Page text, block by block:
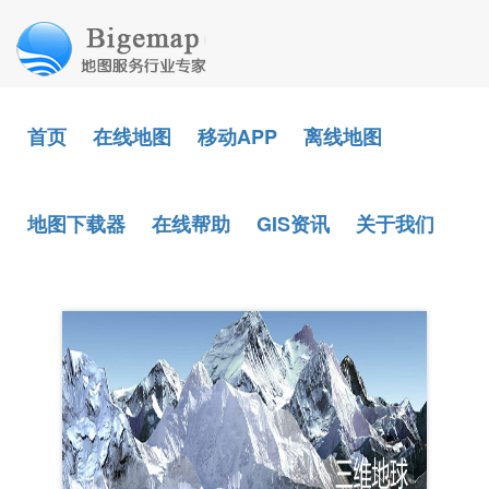
首页 在线地图 移动APP 离线地图
地图下载器 在线帮助 GIS资讯 关于我们